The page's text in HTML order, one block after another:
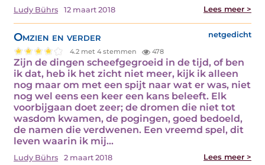
Ludy Bührs 12 maart 2018 Lees meer >
Omzien en verder netgedicht
4.2 met 4 stemmen 478
Zijn de dingen scheefgegroeid in de tijd, of ben
ik dat, heb ik het zicht niet meer, kijk ik alleen
nog maar om met een spijt naar wat er was, niet
nog wel eens een keer een kans beleeft. Elk
voorbijgaan doet zeer; de dromen die niet tot
wasdom kwamen, de pogingen, goed bedoeld,
de namen die verdwenen. Een vreemd spel, dit
leven waarin ik mij…
Ludy Bührs 2 maart 2018 Lees meer >